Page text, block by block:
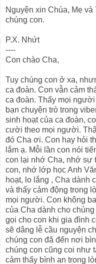
Nguyện xin Chúa, Mẹ
chúng con.
P.X. Nhứt
----
Con chào Cha,
Tuy chúng con ở xa,
ca đoàn. Con vẫn cảm
ca đoàn. Thấy mọi
bạn chuyện trò trong
sinh hoạt của ca đoàn,
cười theo mọi người.
đó Cha ơi. Con hay hỏi
lắm ạ. Mỗi lần con nói
con lại nhớ Cha, nhớ sự
con, nhớ lớp học Anh
hoạt, lo lắng , Cha dành
và thấy cảm động trong
mọi người. Con không
của Cha dành cho
gọi cho con khi gia đình
sẽ dâng lễ cầu nguyện
chúng con đã đến nơi
chúng con cũng coi như
cảm thấy bình an trong